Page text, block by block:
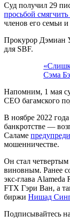
Суд получил 29
просьбой
членов его семьи
Прокурор Дэмиан
для SBF.
Сэма
Напомним, 1 мая
CEO багамского
В ноябре 2022
банкротстве —
Саламе
мошенничестве.
Он стал
виновным. Ранее
экс-глава Alameda
FTX Гэри Ван, а
биржи Нишад
Подписывайтесь